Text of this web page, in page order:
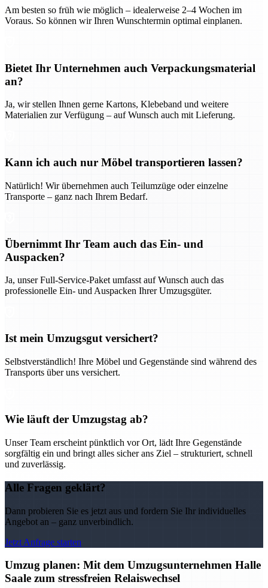
Am besten so früh wie möglich – idealerweise 2–4 Wochen im
Voraus. So können wir Ihren Wunschtermin optimal einplanen.
Bietet Ihr Unternehmen auch Verpackungsmaterial
an?
Ja, wir stellen Ihnen gerne Kartons, Klebeband und weitere
Materialien zur Verfügung – auf Wunsch auch mit Lieferung.
Kann ich auch nur Möbel transportieren lassen?
Natürlich! Wir übernehmen auch Teilumzüge oder einzelne
Transporte – ganz nach Ihrem Bedarf.
Übernimmt Ihr Team auch das Ein- und
Auspacken?
Ja, unser Full-Service-Paket umfasst auf Wunsch auch das
professionelle Ein- und Auspacken Ihrer Umzugsgüter.
Ist mein Umzugsgut versichert?
Selbstverständlich! Ihre Möbel und Gegenstände sind während des
Transports über uns versichert.
Wie läuft der Umzugstag ab?
Unser Team erscheint pünktlich vor Ort, lädt Ihre Gegenstände
sorgfältig ein und bringt alles sicher ans Ziel – strukturiert, schnell
und zuverlässig.
Alle Fragen geklärt?
Dann probieren Sie es jetzt aus und fordern Sie Ihr individuelles
Angebot an – ganz unverbindlich.
Jetzt Anfrage starten
Umzug planen: Mit dem Umzugsunternehmen Halle
Saale zum stressfreien Relaiswechsel